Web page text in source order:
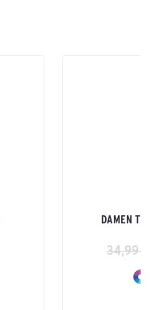
DAMEN
34,99 € *